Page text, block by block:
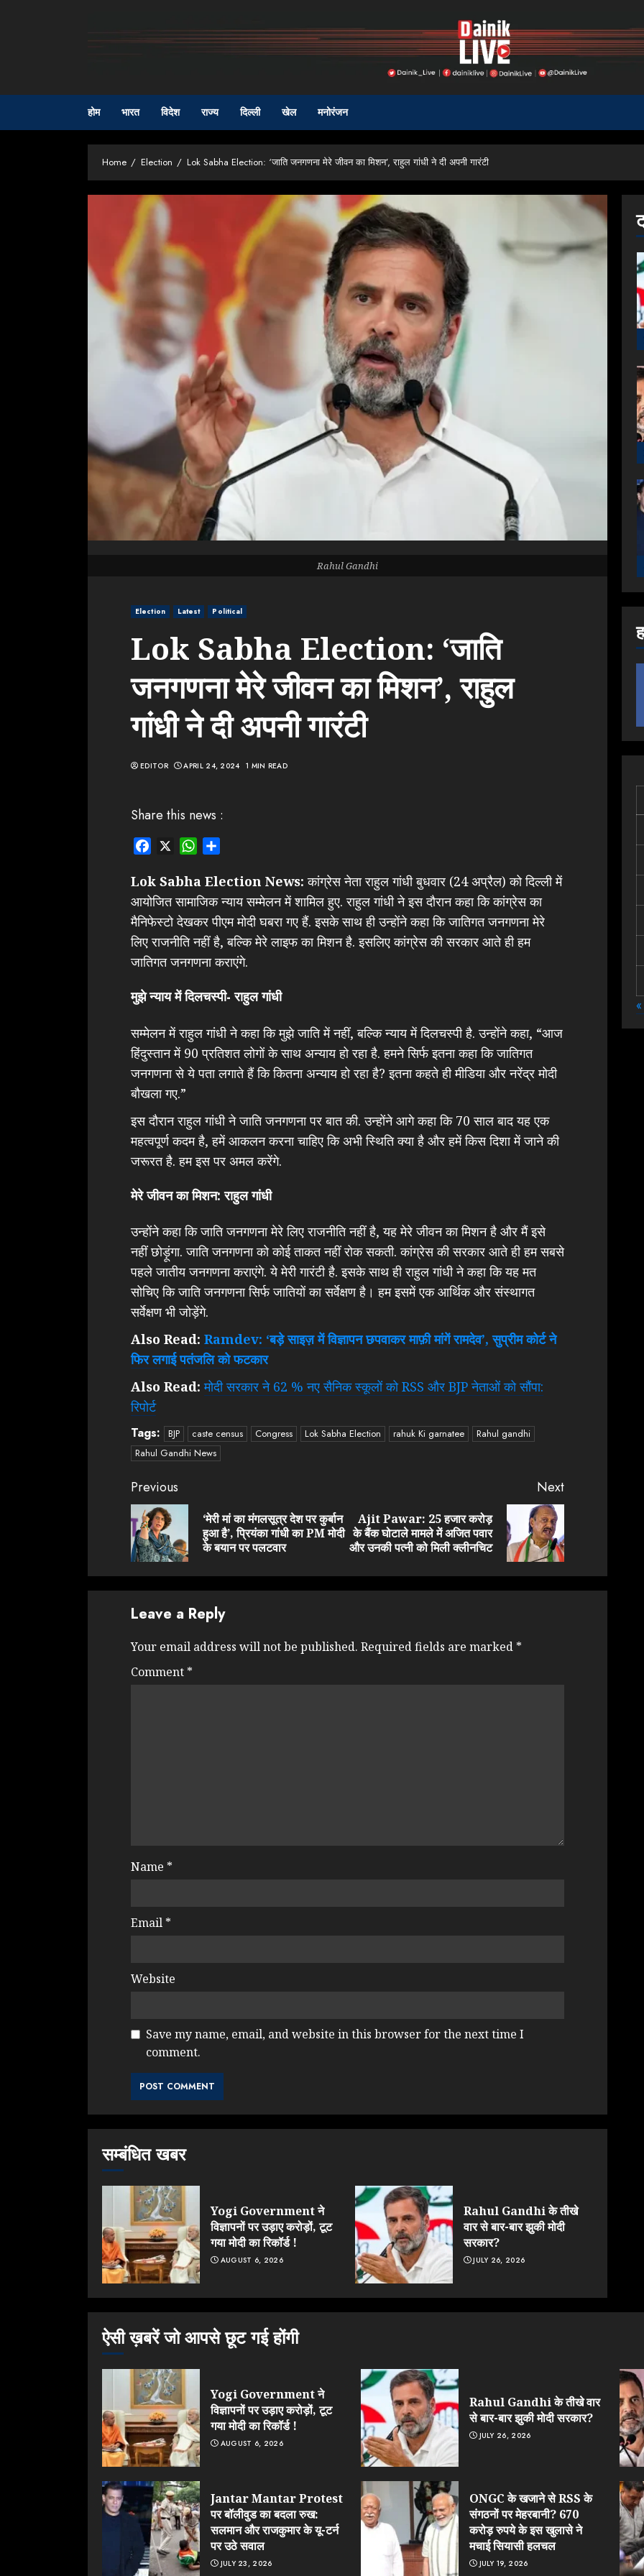
होम भारत विदेश राज्य दिल्ली खेल मनोरंजन
Home Election Lok Sabha Election: ‘जाति जनगणना मेरे जीवन का मिशन’, राहुल गांधी ने दी अपनी गारंटी
Election Latest Political
Lok Sabha Election: ‘जाति
जनगणना मेरे जीवन का मिशन’, राहुल
गांधी ने दी अपनी गारंटी
EDITOR APRIL 24, 2024 1 MIN READ
Rahul Gandhi
Share this news :
Facebook WhatsApp
Lok Sabha Election News:कांग्रेस नेता राहुल गांधी बुधवार (24 अप्रैल) को दिल्ली में
आयोजित सामाजिक न्याय सम्मेलन में शामिल हुए. राहुल गांधी ने इस दौरान कहा कि कांग्रेस का
मैनिफेस्टो देखकर पीएम मोदी घबरा गए हैं. इसके साथ ही उन्होंने कहा कि जातिगत जनगणना मेरे
लिए राजनीति नहीं है, बल्कि मेरे लाइफ का मिशन है. इसलिए कांग्रेस की सरकार आते ही हम
जातिगत जनगणना कराएंगे.
मुझे न्याय में दिलचस्पी- राहुल गांधी
सम्मेलन में राहुल गांधी ने कहा कि मुझे जाति में नहीं, बल्कि न्याय में दिलचस्पी है. उन्होंने कहा, “आज
हिंदुस्तान में 90 प्रतिशत लोगों के साथ अन्याय हो रहा है. हमने सिर्फ इतना कहा कि जातिगत
जनगणना से ये पता लगाते हैं कि कितना अन्याय हो रहा है? इतना कहते ही मीडिया और नरेंद्र मोदी
बौखला गए.”
इस दौरान राहुल गांधी ने जाति जनगणना पर बात की. उन्होंने आगे कहा कि 70 साल बाद यह एक
महत्वपूर्ण कदम है, हमें आकलन करना चाहिए कि अभी स्थिति क्या है और हमें किस दिशा में जाने की
जरूरत है. हम इस पर अमल करेंगे.
मेरे जीवन का मिशन: राहुल गांधी
उन्होंने कहा कि जाति जनगणना मेरे लिए राजनीति नहीं है, यह मेरे जीवन का मिशन है और मैं इसे
नहीं छोड़ूंगा. जाति जनगणना को कोई ताकत नहीं रोक सकती. कांग्रेस की सरकार आते ही हम सबसे
पहले जातीय जनगणना कराएंगे. ये मेरी गारंटी है. इसके साथ ही राहुल गांधी ने कहा कि यह मत
सोचिए कि जाति जनगणना सिर्फ जातियों का सर्वेक्षण है। हम इसमें एक आर्थिक और संस्थागत
सर्वेक्षण भी जोड़ेंगे.
Also Read: Ramdev: ‘बड़े साइज़ में विज्ञापन छपवाकर माफ़ी मांगें रामदेव’, सुप्रीम कोर्ट ने
फिर लगाई पतंजलि को फटकार
Also Read: मोदी सरकार ने 62 % नए सैनिक स्कूलों को RSS और BJP नेताओं को सौंपा:
रिपोर्ट
Tags: BJP caste census Congress Lok Sabha Election rahuk Ki garnatee
Rahul gandhi
Rahul Gandhi News
Continue
Reading
Previous
Previous
post:
‘मेरी मां का मंगलसूत्र देश पर कुर्बान
हुआ है’, प्रियंका गांधी का PM मोदी
के बयान पर पलटवार
Next
Next
post:
Ajit Pawar: 25 हजार करोड़
के बैंक घोटाले मामले में अजित पवार
और उनकी पत्नी को मिली क्लीनचिट
Leave a Reply
Your email address will not be published. Required fields are marked *
Comment *
Name *
Email *
Website
Save my name, email, and website in this browser for the next time I
comment.
सम्बंधित खबर
Yogi Government ने
विज्ञापनों पर उड़ाए करोड़ों, टूट
गया मोदी का रिकॉर्ड !
AUGUST 6, 2026
Rahul Gandhi के तीखे
वार से बार-बार झुकी मोदी
सरकार?
JULY 26, 2026
ऐसी ख़बरें जो आपसे छूट गई होंगी
Yogi Government ने
विज्ञापनों पर उड़ाए करोड़ों, टूट
गया मोदी का रिकॉर्ड !
AUGUST 6, 2026
Rahul Gandhi के तीखे वार
से बार-बार झुकी मोदी सरकार?
JULY 26, 2026
Jantar Mantar Protest
पर बॉलीवुड का बदला रुख:
सलमान और राजकुमार के यू-टर्न
पर उठे सवाल
JULY 23, 2026
ONGC के खजाने से RSS के
संगठनों पर मेहरबानी? 670
करोड़ रुपये के इस खुलासे ने
मचाई सियासी हलचल
JULY 19, 2026